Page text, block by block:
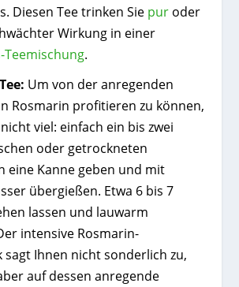
Diesen Tee trinken Sie puroder
Wirkung in einer
Teemischung.
Um von der anregenden
Rosmarin profitieren zu können,
viel: einfach ein bis zwei
oder getrockneten
eine Kanne geben und mit
übergießen. Etwa 6 bis 7
lassen und lauwarm
intensive Rosmarin-
sagt Ihnen nicht sonderlich zu,
auf dessen anregende